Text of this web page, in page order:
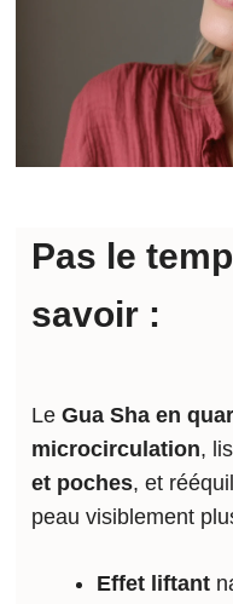
Pas le
savoir :
Le Gua Sha en
microcirculation,
et poches, et
peau visiblement
Effet liftant